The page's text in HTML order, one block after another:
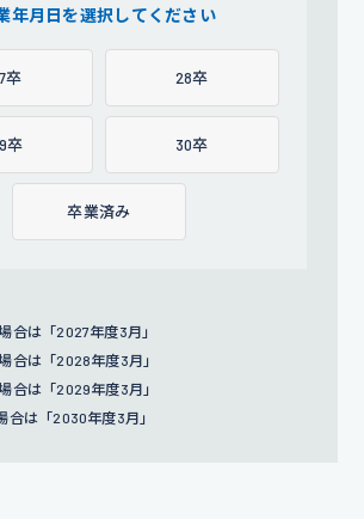
年月日を選択してください
卒 28卒
卒 30卒
卒業済み
合は「2027年度3月」
合は「2028年度3月」
合は「2029年度3月」
合は「2030年度3月」